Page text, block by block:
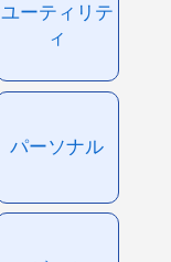
ユーティリテ
ィ
パーソナル